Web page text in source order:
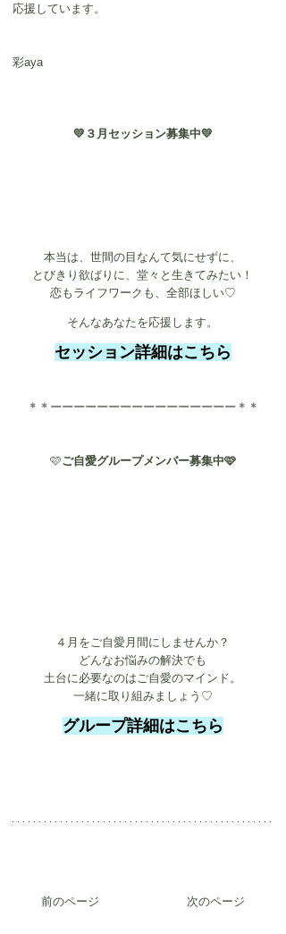
応援しています。
彩aya
💛３月セッション募集中💛
本当は、世間の目なんて気にせずに、
とびきり欲ばりに、堂々と生きてみたい！
恋もライフワークも、全部ほしい♡​
そんなあなたを応援します。
セッション詳細はこちら
＊＊ーーーーーーーーーーーーーーーー＊＊
🩷ご自愛グループメンバー募集中🩷
４月をご自愛月間にしませんか？
どんなお悩みの解決でも
土台に必要なのはご自愛のマインド。
一緒に取り組みましょう♡
グループ詳細はこちら
前のページ 次のページ